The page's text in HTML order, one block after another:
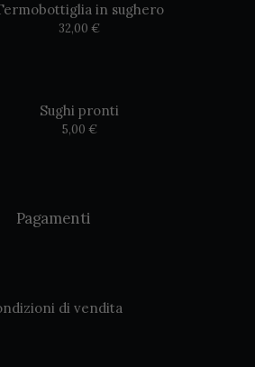
in sughero
32,00 €
Sughi pronti
5,00 €
Pagamenti
di vendita